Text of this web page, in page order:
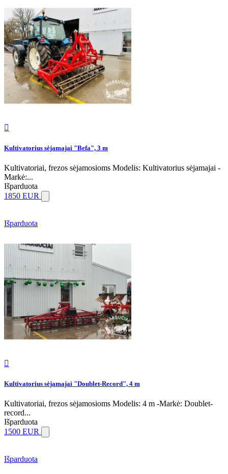

Kultivatorius sėjamajai "Befa", 3 m
Kultivatoriai, frezos sėjamosioms Modelis: Kultivatorius sėjamajai -
Markė:...
Išparduota
1850 EUR
Išparduota

Kultivatorius sėjamajai "Doublet-Record", 4 m
Kultivatoriai, frezos sėjamosioms Modelis: 4 m -Markė: Doublet-
record...
Išparduota
1500 EUR
Išparduota